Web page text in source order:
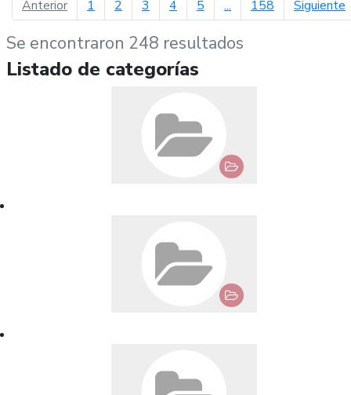
Anteriorpágina anterior
1 2 3 4 5 ... 158 Siguiente
Se encontraron 248 resultados
Listado de categorías